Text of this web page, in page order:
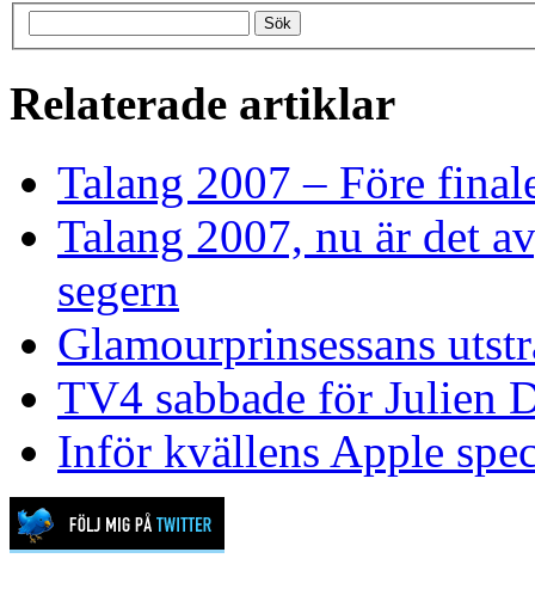
Relaterade artiklar
Talang 2007 – Före
Talang 2007, nu är det
segern
Glamourprinsessans
TV4 sabbade för Julien
Inför kvällens Apple